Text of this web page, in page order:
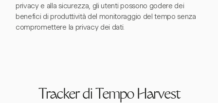
privacy e alla sicurezza, gli utenti possono godere dei
benefici di produttività del monitoraggio del tempo senza
compromettere la privacy dei dati.
Tracker di Tempo Harvest